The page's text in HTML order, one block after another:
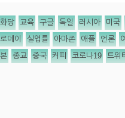
당 교육 구글 독일 러시아 미국
데이 실업률 아마존 애플 언론
종교 중국 커피 코로나19 트위